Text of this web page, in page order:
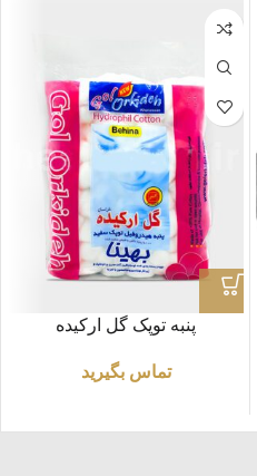
پنبه توپک گل ارکیده
تماس بگیرید